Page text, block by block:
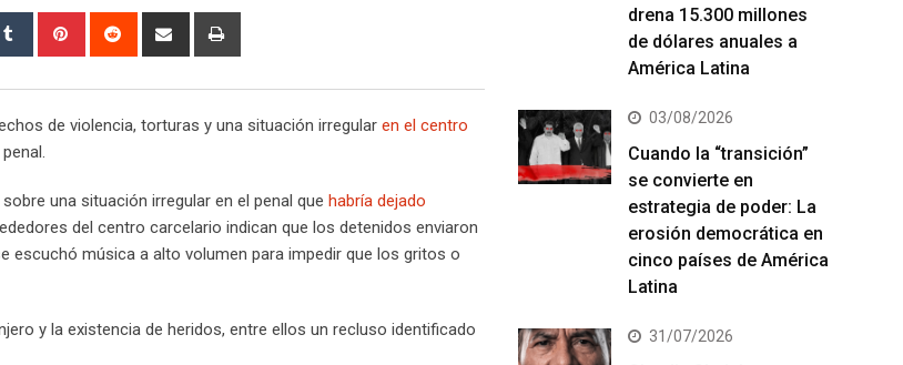
Tumblr Pinterest Reddit
Share
de violencia, torturas y una situación irregular en el centro
una situación irregular en el penal que habría dejado
del centro carcelario indican que los detenidos enviaron
escuchó música a alto volumen para impedir que los gritos o
y la existencia de heridos, entre ellos un recluso identificado
drena 15.300 millones
de dólares anuales a
América Latina
03/08/2026
Cuando la “transición”
se convierte en
estrategia de poder: La
erosión democrática en
cinco países de América
Latina
31/07/2026